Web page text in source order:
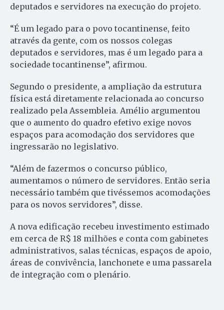
deputados e servidores na execução do projeto.
“É um legado para o povo tocantinense, feito
através da gente, com os nossos colegas
deputados e servidores, mas é um legado para a
sociedade tocantinense”, afirmou.
Segundo o presidente, a ampliação da estrutura
física está diretamente relacionada ao concurso
realizado pela Assembleia. Amélio argumentou
que o aumento do quadro efetivo exige novos
espaços para acomodação dos servidores que
ingressarão no legislativo.
“Além de fazermos o concurso público,
aumentamos o número de servidores. Então seria
necessário também que tivéssemos acomodações
para os novos servidores”, disse.
A nova edificação recebeu investimento estimado
em cerca de R$ 18 milhões e conta com gabinetes
administrativos, salas técnicas, espaços de apoio,
áreas de convivência, lanchonete e uma passarela
de integração com o plenário.